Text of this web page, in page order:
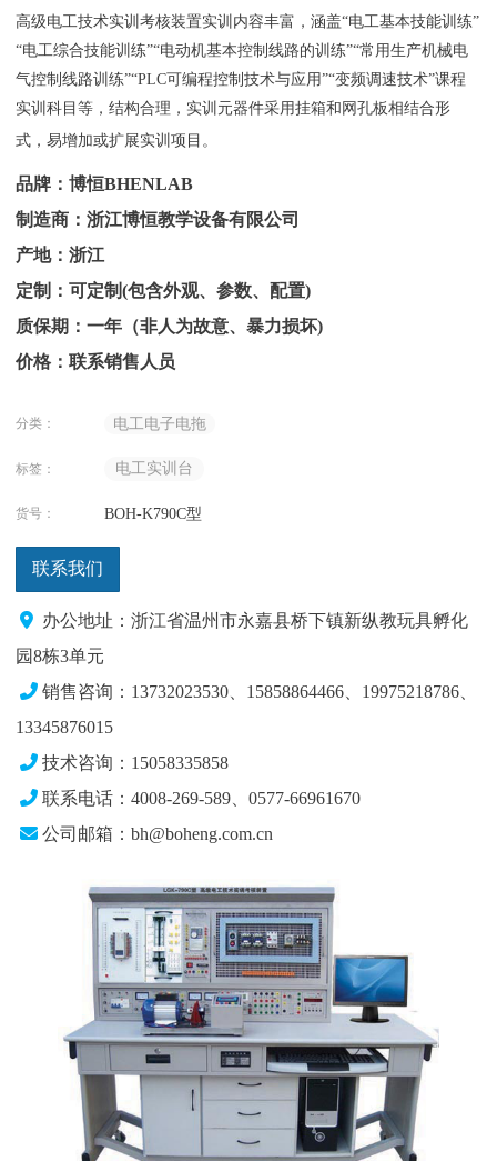
高级电工技术实训考核装置实训内容丰富，涵盖“电工基本技能训练”
“电工综合技能训练”“电动机基本控制线路的训练”“常用生产机械电
气控制线路训练”“PLC可编程控制技术与应用”“变频调速技术”课程
实训科目等，结构合理，实训元器件采用挂箱和网孔板相结合形
式，易增加或扩展实训项目。
品牌：博恒BHENLAB
制造商：浙江博恒教学设备有限公司
产地：浙江
定制：可定制(包含外观、参数、配置)
质保期：一年（非人为故意、暴力损坏)
价格：联系销售人员
分类： 电工电子电拖
标签： 电工实训台
货号： BOH-K790C型
联系我们
办公地址：浙江省温州市永嘉县桥下镇新纵教玩具孵化
园8栋3单元
销售咨询：13732023530、15858864466、19975218786、
13345876015
技术咨询：15058335858
联系电话：4008-269-589、0577-66961670
公司邮箱：bh@boheng.com.cn